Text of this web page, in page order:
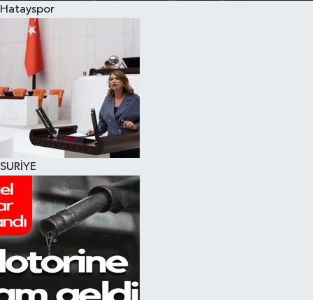
Hatayspor
SURİYE